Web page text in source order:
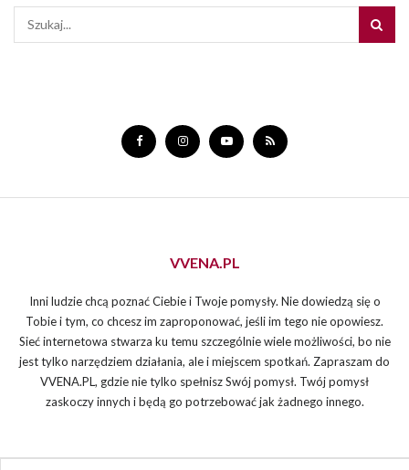
VVENA.PL
Inni ludzie chcą poznać Ciebie i Twoje pomysły. Nie dowiedzą się o
Tobie i tym, co chcesz im zaproponować, jeśli im tego nie opowiesz.
Sieć internetowa stwarza ku temu szczególnie wiele możliwości, bo nie
jest tylko narzędziem działania, ale i miejscem spotkań. Zapraszam do
VVENA.PL, gdzie nie tylko spełnisz Swój pomysł. Twój pomysł
zaskoczy innych i będą go potrzebować jak żadnego innego.